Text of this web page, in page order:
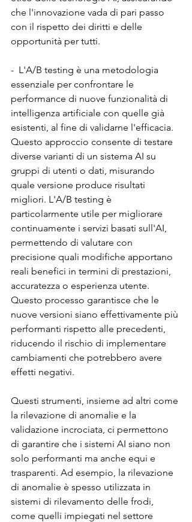
che l'innovazione vada di pari passo
con il rispetto dei diritti e delle
opportunità per tutti.
-  L'A/B testing è una metodologia
essenziale per confrontare le
performance di nuove funzionalità di
intelligenza artificiale con quelle già
esistenti, al fine di validarne l'efficacia.
Questo approccio consente di testare
diverse varianti di un sistema AI su
gruppi di utenti o dati, misurando
quale versione produce risultati
migliori. L'A/B testing è
particolarmente utile per migliorare
continuamente i servizi basati sull'AI,
permettendo di valutare con
precisione quali modifiche apportano
reali benefici in termini di prestazioni,
accuratezza o esperienza utente.
Questo processo garantisce che le
nuove versioni siano effettivamente più
performanti rispetto alle precedenti,
riducendo il rischio di implementare
cambiamenti che potrebbero avere
effetti negativi.
Questi strumenti, insieme ad altri come
la rilevazione di anomalie e la
validazione incrociata, ci permettono
di garantire che i sistemi AI siano non
solo performanti ma anche equi e
trasparenti. Ad esempio, la rilevazione
di anomalie è spesso utilizzata in
sistemi di rilevamento delle frodi,
come quelli impiegati nel settore